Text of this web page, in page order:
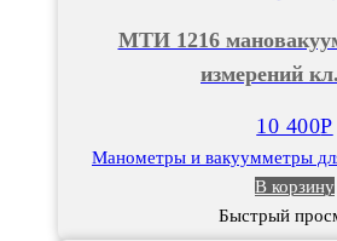
измерений
кл.т.
МТИ 1216
измерений
10 400Р
Манометры и вакуумметры
В корзину
Быстрый